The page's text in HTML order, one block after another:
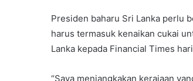
Presiden baharu Sri Lanka perlu
harus termasuk kenaikan cukai
Lanka kepada Financial Times
“Saya menjangkakan kerajaan